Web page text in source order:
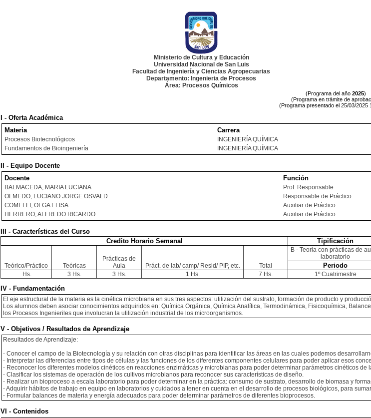
Ministerio de Cultura y Educación
Universidad Nacional de San Luis
Facultad de Ingeniería y Ciencias Agropecuarias
Departamento: Ingenieria de Procesos
Área: Procesos Químicos
(Programa del año 2025)
(Programa en trámite de
(Programa presentado el 25/03/2025
I - Oferta Académica
Materia
Carrera
Procesos Biotecnológicos INGENIERÍA QUÍMICA
Fundamentos de Bioingeniería
INGENIERÍA QUÍMICA
II - Equipo Docente
Docente
Función
BALMACEDA, MARIA LUCIANA Prof. Responsable
OLMEDO, LUCIANO JORGE OSVALD
Responsable de Práctico
COMELLI, OLGA ELISA
Auxiliar de Práctico
HERRERO, ALFREDO RICARDO
Auxiliar de Práctico
III - Características del Curso
Credito Horario Semanal
Tipificación
Teórico/Práctico Teóricas
Prácticas de
Aula
Práct. de lab/ camp/ Resid/ PIP, etc. Total
B - Teoria con prácticas de
laboratorio
Periodo
Hs. 3 Hs. 3 Hs. 1 Hs. 7 Hs. 1º Cuatrimestre
IV - Fundamentación
El eje estructural de la materia es la cinética microbiana en sus tres aspectos: utilización del sustrato, formación de producto y
Los alumnos deben asociar conocimientos adquiridos en: Química Orgánica, Química Analítica, Termodinámica, Fisicoquímica,
los Procesos Ingenieriles que involucran la utilización industrial de los microorganismos.
V - Objetivos / Resultados de Aprendizaje
Resultados de Aprendizaje:
- Conocer el campo de la Biotecnología y su relación con otras disciplinas para identificar las áreas en las cuales podemos
- Interpretar las diferencias entre tipos de células y las funciones de los diferentes componentes celulares para poder aplicar esos
- Reconocer los diferentes modelos cinéticos en reacciones enzimáticas y microbianas para poder determinar parámetros cinéticos de
- Clasificar los sistemas de operación de los cultivos microbianos para reconocer sus características de diseño.
- Realizar un bioproceso a escala laboratorio para poder determinar en la práctica: consumo de sustrato, desarrollo de biomasa y
- Adquirir hábitos de trabajo en equipo en laboratorios y cuidados a tener en cuenta en el desarrollo de procesos biológicos, para
- Formular balances de materia y energía adecuados para poder determinar parámetros de diferentes bioprocesos.
VI - Contenidos